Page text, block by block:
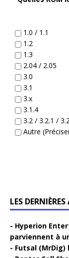
1.0 / 1.1
1.2
1.3
2.04 / 2.05
3.0
3.1
3.x
3.1.4
3.2 / 3.2.1 /
Autre
LES
Hyperion
parviennent à
Futsal (MrDig)